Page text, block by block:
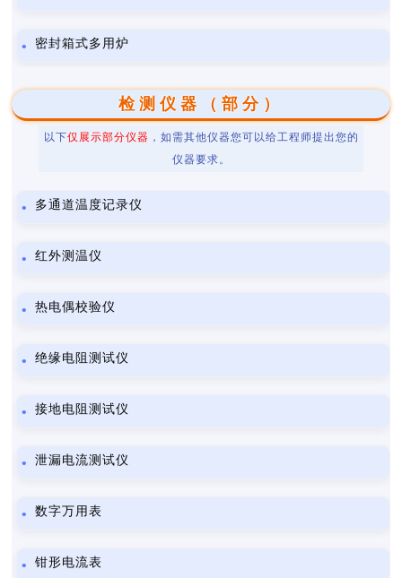
密封箱式多用炉
检测仪器（部分）
以下仅展示部分仪器 ，如需其他仪器您可以给工程师提出您的
仪器要求。
多通道温度记录仪
红外测温仪
热电偶校验仪
绝缘电阻测试仪
接地电阻测试仪
泄漏电流测试仪
数字万用表
钳形电流表